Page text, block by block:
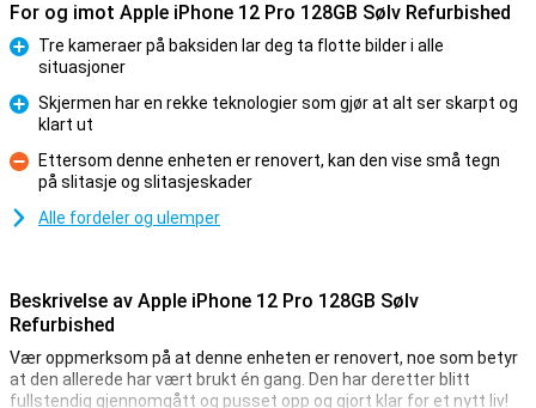
For og imot Apple iPhone 12 Pro 128GB Sølv Refurbished
Fordel
Tre kameraer på baksiden lar deg ta flotte bilder i alle
situasjoner
Fordel
Skjermen har en rekke teknologier som gjør at alt ser skarpt og
klart ut
Ulempe
Ettersom denne enheten er renovert, kan den vise små tegn
på slitasje og slitasjeskader
Alle fordeler og ulemper
Beskrivelse av Apple iPhone 12 Pro 128GB Sølv
Refurbished
Vær oppmerksom på at denne enheten er renovert, noe som betyr
at den allerede har vært brukt én gang. Den har deretter blitt
fullstendig gjennomgått og pusset opp og gjort klar for et nytt liv!